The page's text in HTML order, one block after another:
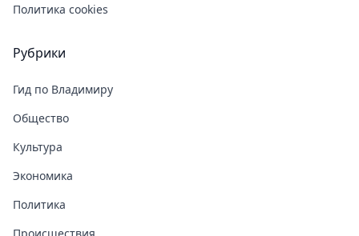
Политика cookies
Рубрики
Гид по Владимиру
Общество
Культура
Экономика
Политика